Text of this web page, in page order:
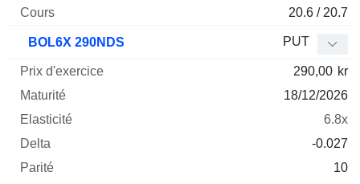
20.6 / 20.7
BOL6X 290NDS PUT
290,00 kr
18/12/2026
6.8x
-0.027
10